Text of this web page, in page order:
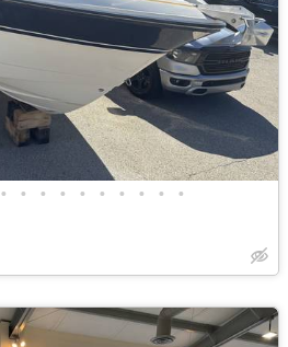
• • • • • • • • • •